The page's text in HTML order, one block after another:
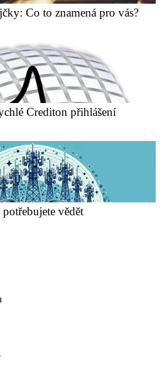
Co to znamená pro vás?
Crediton přihlášení
vědět